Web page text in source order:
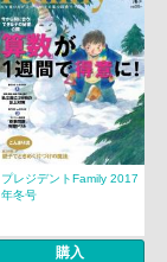
プレジデントFamily 2017
年冬号
購入